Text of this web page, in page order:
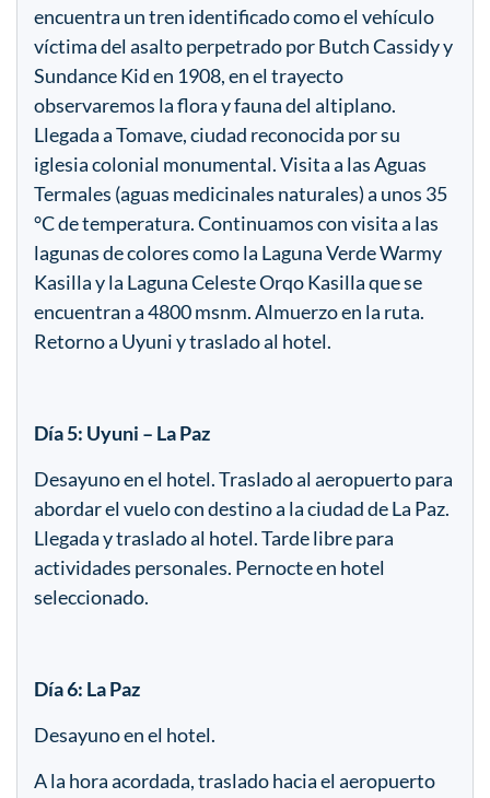
encuentra un tren identificado como el vehículo
víctima del asalto perpetrado por Butch Cassidy y
Sundance Kid en 1908, en el trayecto
observaremos la flora y fauna del altiplano.
Llegada a Tomave, ciudad reconocida por su
iglesia colonial monumental. Visita a las Aguas
Termales (aguas medicinales naturales) a unos 35
°C de temperatura. Continuamos con visita a las
lagunas de colores como la Laguna Verde Warmy
Kasilla y la Laguna Celeste Orqo Kasilla que se
encuentran a 4800 msnm. Almuerzo en la ruta.
Retorno a Uyuni y traslado al hotel.
Día 5: Uyuni – La Paz
Desayuno en el hotel. Traslado al aeropuerto para
abordar el vuelo con destino a la ciudad de La Paz.
Llegada y traslado al hotel. Tarde libre para
actividades personales. Pernocte en hotel
seleccionado.
Día 6: La Paz
Desayuno en el hotel.
A la hora acordada, traslado hacia el aeropuerto